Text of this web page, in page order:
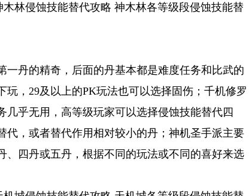
林侵蚀技能替代攻略 神木林各等级段侵蚀技能替
一丹的精奇，后面的丹基本都是难度任务和比武的
玩，29及以上的PK玩法也可以选择固伤；千机修罗
几乎无用，高等级玩家可以选择侵蚀技能替代四
代，或者替代作用相对较小的丹；神机圣手派主要
、四丹或五丹，根据不同的玩法或不同的喜好来选